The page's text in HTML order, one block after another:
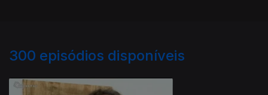
300 episódios disponíveis